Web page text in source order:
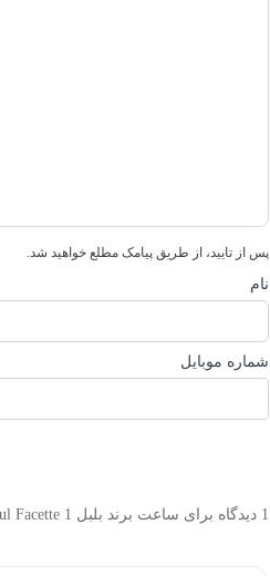
پس از تایید، از طریق پیامک مطلع خواهید شد.
نام
شماره موبایل
1 دیدگاه برای ساعت برند بلبل bulbul Facette 1